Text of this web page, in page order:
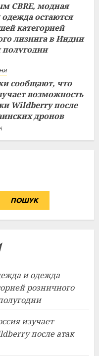
CBRE, модная
остаются
категорией
лизинга в Индии
сообщают, что
возможность
Wildberry после
дронов
ПОШУК
и одежда
розничного
изучает
после атак